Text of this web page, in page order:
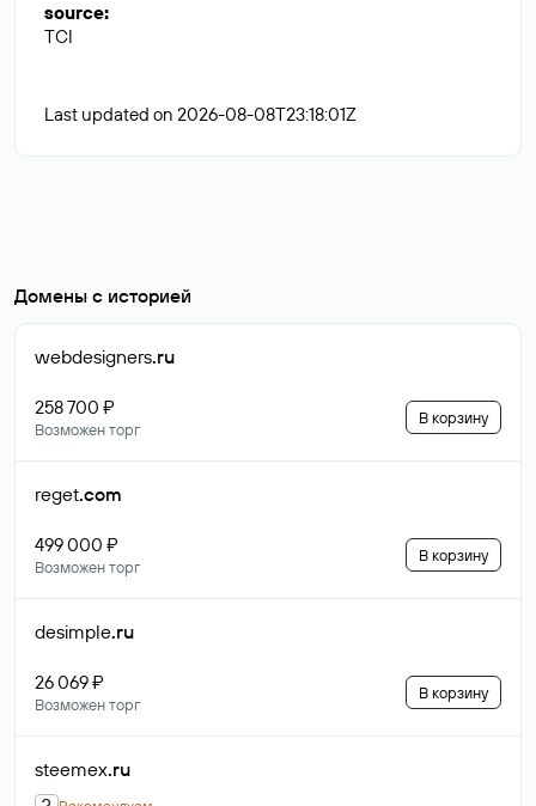
source:
TCI
Last updated on 2026-08-08T23:18:01Z
Домены с историей
webdesigners.ru
258 700 ₽
Возможен торг
В корзину
reget.com
499 000 ₽
Возможен торг
В корзину
desimple.ru
26 069 ₽
Возможен торг
В корзину
steemex.ru